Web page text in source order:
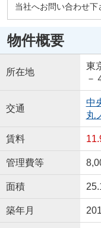
当社へお問い合わせ下
物件概要
所在地
東
－
交通
中
丸
賃料
管理費等
面積
築年月